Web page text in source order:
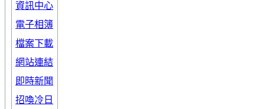
資訊中心
電子相簿
檔案下載
網站連結
即時新聞
招喚冷日